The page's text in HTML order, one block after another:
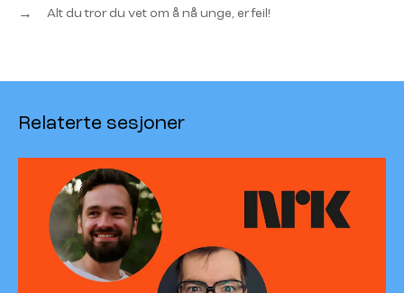
→ Alt du tror du vet om å nå unge, er feil!
Relaterte sesjoner